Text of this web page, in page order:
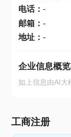
电话： -
邮箱： -
地址： -
企业信息概览
如上信息由AI大
工商注册